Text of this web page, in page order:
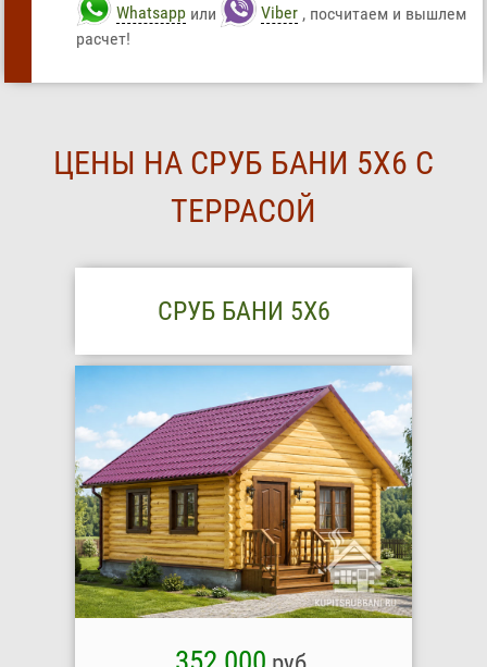
Whatsapp или Viber , посчитаем и вышлем
расчет!
ЦЕНЫ НА СРУБ БАНИ 5Х6 С
ТЕРРАСОЙ
СРУБ БАНИ 5Х6